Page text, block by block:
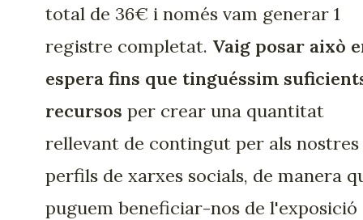
total de 36€ i només vam generar 1
registre completat. Vaig posar això
espera fins que tinguéssim
recursos per crear una quantitat
rellevant de contingut per als nostres
perfils de xarxes socials, de manera
puguem beneficiar-nos de l'exposició